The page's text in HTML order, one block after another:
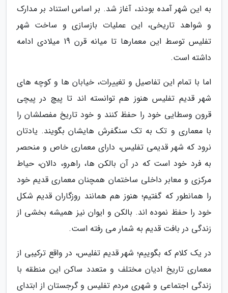
به این شهر آمده بودند، آغاز شد. بر اساس استناد بر مدارک
و شواهد تاریخی، این عملیات بازسازی و ساخت شهر
تفلیس توسط این معمارها تا میانه قرن 19 میلادی ادامه
داشته است.
اما با تمام این تفاصیل و تغییرات، خیابان ها و کوچه های
شهر قدیم تفلیس هنوز هم توانسته اند تا پیچ در پیچی
قرون وسطایی خود را حفظ کنند و خود تاریخ مفصلشان را
با معماری و تک به تک سنگفرش هایشان بگویند. یادتان
نرود که شهر قدیمی تفلیس، دارای معماری خاص و منحصر
به فرد خود است که در آن بالکن ها، راهرو، دالان، حیاط
مرکزی و معابر داخلی ساختمان همچنان معماری قدیم خود
را همانطور که گفتیم؛ هنوز هم همانند روزگاران قدیم شکل
خود را حفظ نموده اند. بالکن و ایوان نیز همیشه بخشی از
زندگی در بافت قدیم به شمار می رفته است.
در یک کلام که بگوییم؛ شهر قدیم تفلیس، در واقع ترکیبی از
معماری تاریخ ادیان مختلف و متعدد ساکن این منطقه با
زندگی اجتماعی و شهری مردم تفلیس و گرجستان از ابتدای